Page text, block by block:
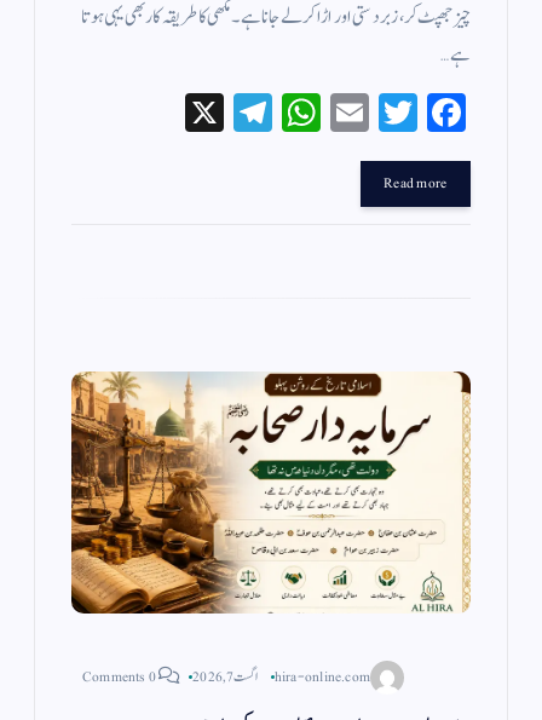
چیز جھپٹ کر، زبردستی اور اڑا کر لے جانا ہے۔ مکھی کا طریقہ کار بھی یہی ہوتا
ہے…
Fa
ce
bo
ok
T
wi
r
E
m
W
ha
Te
le
Read more
hira-online.com اگست 7, 2026 0 Comments